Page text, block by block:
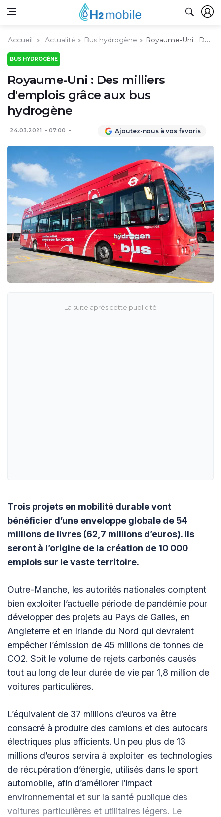
Accueil Actualité Bus hydrogène Royaume-Uni : Des milliers d'emplois grâce aux bus hydrogène
BUS HYDROGÈNE
Royaume-Uni : Des milliers
d'emplois grâce aux bus
hydrogène
24.03.2021 07:00 Ajoutez-nous à vos favoris
Trois projets en mobilité durable vont
bénéficier d’une enveloppe globale de 54
millions de livres (62,7 millions d’euros). Ils
seront à l’origine de la création de 10 000
emplois sur le vaste territoire.
Outre-Manche, les autorités nationales comptent
bien exploiter l’actuelle période de pandémie pour
développer des projets au Pays de Galles, en
Angleterre et en Irlande du Nord qui devraient
empêcher l’émission de 45 millions de tonnes de
CO2. Soit le volume de rejets carbonés causés
tout au long de leur durée de vie par 1,8 million de
voitures particulières.
L’équivalent de 37 millions d’euros va être
consacré à produire des camions et des autocars
électriques plus efficients. Un peu plus de 13
millions d’euros servira à exploiter les technologies
de récupération d’énergie, utilisés dans le sport
automobile, afin d’améliorer l’impact
environnemental et sur la santé publique des
voitures particulières et utilitaires légers. Le